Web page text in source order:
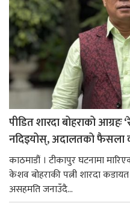
पीडित शारदा बोहराको
नदिइयोस्, अदालतको फैसला
काठमाडौं । टीकापुर घटनामा
केशव बोहराकी पत्नी शारदा कडायत
असहमति जनाउँदै...